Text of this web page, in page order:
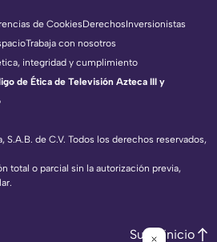
S.A.B. de C.V. Todos los derechos reservados,
total o parcial sin la autorización previa,
de CookiesDerechosInversionistas
Trabaja con nosotros
integridad y cumplimiento
de Ética de Televisión Azteca III y
Subir inicio